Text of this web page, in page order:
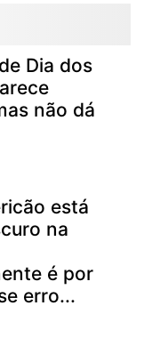
Dia dos
não dá
está
na
é por
erro...